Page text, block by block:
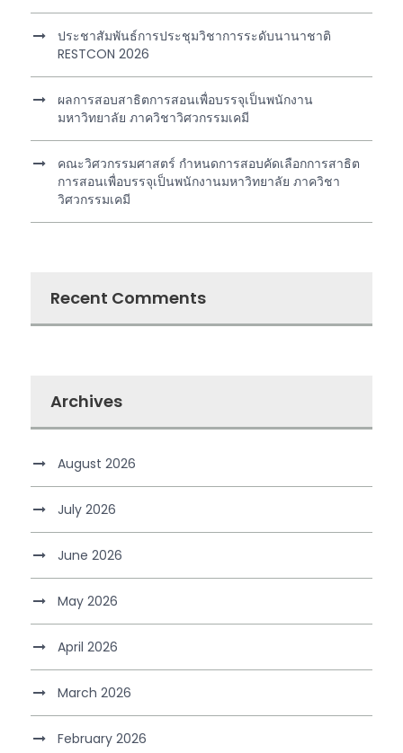
ประชาสัมพันธ์การประชุมวิชาการระดับนานาชาติ
RESTCON 2026
ผลการสอบสาธิตการสอนเพื่อบรรจุเป็นพนักงาน
มหาวิทยาลัย ภาควิชาวิศวกรรมเคมี
คณะวิศวกรรมศาสตร์ กำหนดการสอบคัดเลือกการสาธิต
การสอนเพื่อบรรจุเป็นพนักงานมหาวิทยาลัย ภาควิชา
วิศวกรรมเคมี
Recent Comments
Archives
August 2026
July 2026
June 2026
May 2026
April 2026
March 2026
February 2026